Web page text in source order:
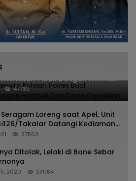
Aturan, Perwira Polwan Polres
Tidak Dengan Hormat
Kepolisian
47739
Loreng saat Apel, Unit
Takalar Datangi Kediaman
27563
Ditolak, Lelaki di Bone Sebar
2020 23084